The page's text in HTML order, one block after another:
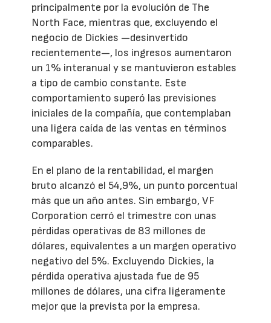
principalmente por la evolución de The
North Face, mientras que, excluyendo el
negocio de Dickies —desinvertido
recientemente—, los ingresos aumentaron
un 1% interanual y se mantuvieron estables
a tipo de cambio constante. Este
comportamiento superó las previsiones
iniciales de la compañía, que contemplaban
una ligera caída de las ventas en términos
comparables.
En el plano de la rentabilidad, el margen
bruto alcanzó el 54,9%, un punto porcentual
más que un año antes. Sin embargo, VF
Corporation cerró el trimestre con unas
pérdidas operativas de 83 millones de
dólares, equivalentes a un margen operativo
negativo del 5%. Excluyendo Dickies, la
pérdida operativa ajustada fue de 95
millones de dólares, una cifra ligeramente
mejor que la prevista por la empresa.